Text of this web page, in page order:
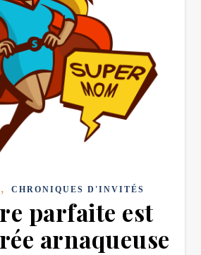
, CHRONIQUES D'INVITÉS
parfaite est
arnaqueuse